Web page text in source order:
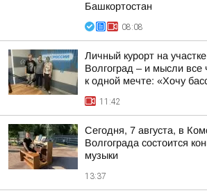
Башкортостан
08:08
Личный курорт на
Волгоград – и мысли
к одной мечте: «Хочу
11:42
Сегодня, 7 августа, в
Волгограда состоится
музыки
13:37